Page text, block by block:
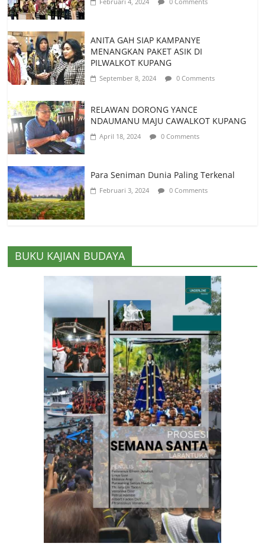
ANITA GAH SIAP KAMPANYE
MENANGKAN PAKET ASIK DI
PILWALKOT KUPANG
September 8, 2024 0 Comments
RELAWAN DORONG YANCE
NDAUMANU MAJU CAWALKOT KUPANG
April 18, 2024 0 Comments
Para Seniman Dunia Paling Terkenal
Februari 3, 2024 0 Comments
BUKU KAJIAN BUDAYA